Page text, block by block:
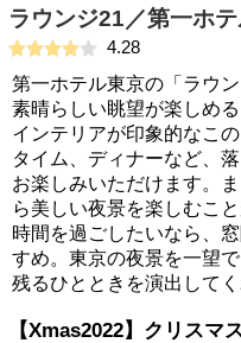
ラウンジ21／第一ホ
4.28
第一ホテル東京の「ラウ
素晴らしい眺望が楽しめ
インテリアが印象的なこ
タイム、ディナーなど、
お楽しみいただけます。
ら美しい夜景を楽しむこ
時間を過ごしたいなら、
すめ。東京の夜景を一望
残るひとときを演出してく
【Xmas2022】クリスマ